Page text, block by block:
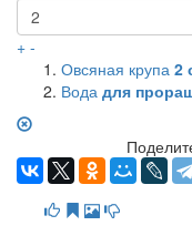
+ -
Овсяная крупа 2
Вода для